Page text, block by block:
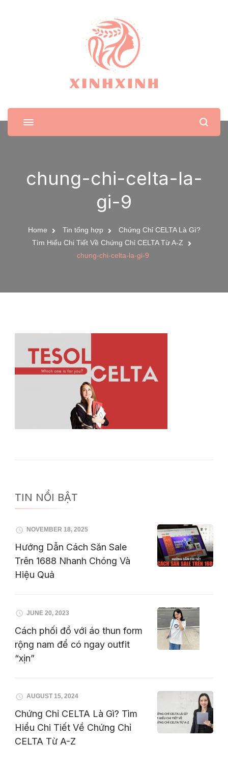
XinhXinh
Trang tin tức cho phái đẹp
chung-chi-celta-la-
gi-9
Home Tin tổng hợp
Chứng Chỉ CELTA Là Gì?
Tìm Hiểu Chi Tiết Về Chứng Chỉ CELTA Từ A-Z
chung-chi-celta-la-gi-9
TIN NỔI BẬT
NOVEMBER 18, 2025
Hướng Dẫn Cách Săn Sale
Trên 1688 Nhanh Chóng Và
Hiệu Quả
JUNE 20, 2023
Cách phối đồ với áo thun form
rộng nam để có ngay outfit
“xịn”
AUGUST 15, 2024
Chứng Chỉ CELTA Là Gì? Tìm
Hiểu Chi Tiết Về Chứng Chỉ
CELTA Từ A-Z